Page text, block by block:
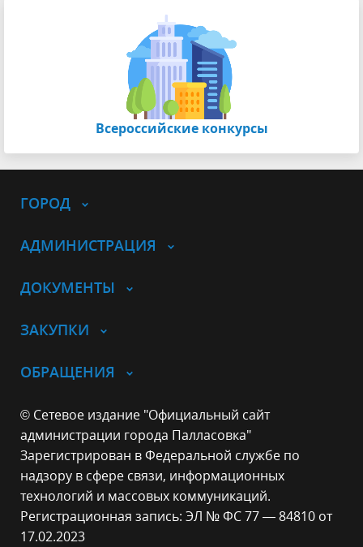
Всероссийские конкурсы
ГОРОД
АДМИНИСТРАЦИЯ
ДОКУМЕНТЫ
ЗАКУПКИ
ОБРАЩЕНИЯ
© Сетевое издание "Официальный сайт
администрации города Палласовка"
Зарегистрирован в Федеральной службе по
надзору в сфере связи, информационных
технологий и массовых коммуникаций.
Регистрационная запись: ЭЛ № ФС 77 — 84810 от
17.02.2023